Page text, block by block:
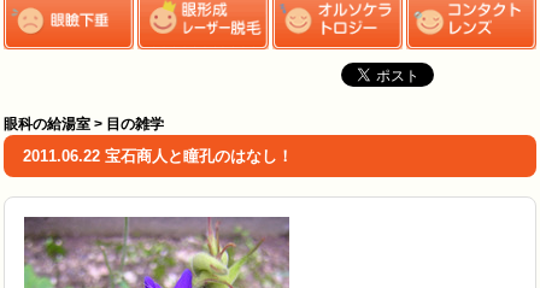
眼科の給湯室 > 目の雑学
2011.06.22 宝石商人と瞳孔のはなし！